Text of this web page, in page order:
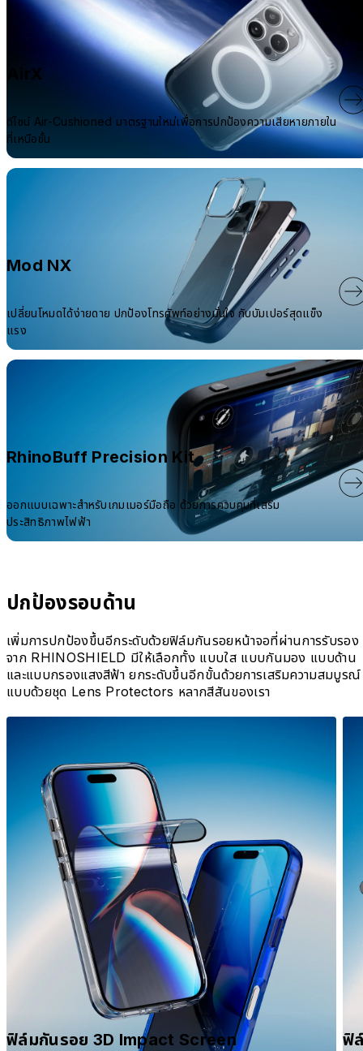
AirX
ดีไซน์ Air-Cushioned มาตรฐานใหม่เพื่อการปกป้องความเสียหายภายใน
ที่เหนือชั้น
Mod NX
เปลี่ยนโหมดได้ง่ายดาย ปกป้องโทรศัพท์อย่างมั่นใจ กับบัมเปอร์สุดแข็ง
แรง
RhinoBuff Precision Kit
ออกแบบเฉพาะสำหรับเกมเมอร์มือถือ ด้วยการควบคุมที่เสริม
ประสิทธิภาพไฟฟ้า
ปกป้องรอบด้าน
เพิ่มการปกป้องขึ้นอีกระดับด้วยฟิล์มกันรอยหน้าจอที่ผ่านการรับรอง
จาก RHINOSHIELD มีให้เลือกทั้ง แบบใส แบบกันมอง แบบด้าน
และแบบกรองแสงสีฟ้า ยกระดับขึ้นอีกขั้นด้วยการเสริมความสมบูรณ์
แบบด้วยชุด Lens Protectors หลากสีสันของเรา
ฟิล์มกันรอย 3D Impact Screen ฟิ